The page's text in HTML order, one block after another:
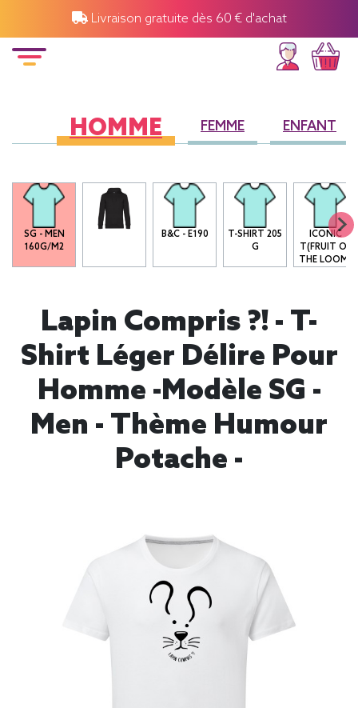
Livraison gratuite dès 60 € d'achat
HOMME FEMME ENFANT
SG - MEN
160G/M2
B&C - E190
T-SHIRT 205
G
ICONIC
T(FRUIT OF
THE LOOM)
Lapin Compris ?! - T-
Shirt Léger Délire Pour
Homme -modèle SG -
Men - Thème Humour
Potache -